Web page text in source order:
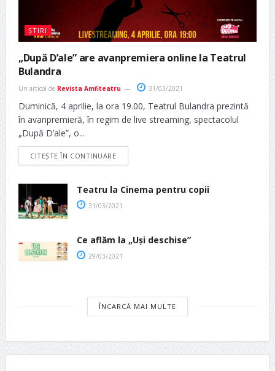
ȘTIRI
„După D’ale” are avanpremiera online la Teatrul
Bulandra
Un articol de Revista Amfiteatru 31/03/2021
Duminică, 4 aprilie, la ora 19.00, Teatrul Bulandra prezintă
în avanpremieră, în regim de live streaming, spectacolul
„După D’ale”, o...
CITEȘTE ÎN CONTINUARE
Teatru la Cinema pentru copii
31/03/2021
Ce aflăm la „Uși deschise”
29/03/2021
ÎNCARCĂ MAI MULTE